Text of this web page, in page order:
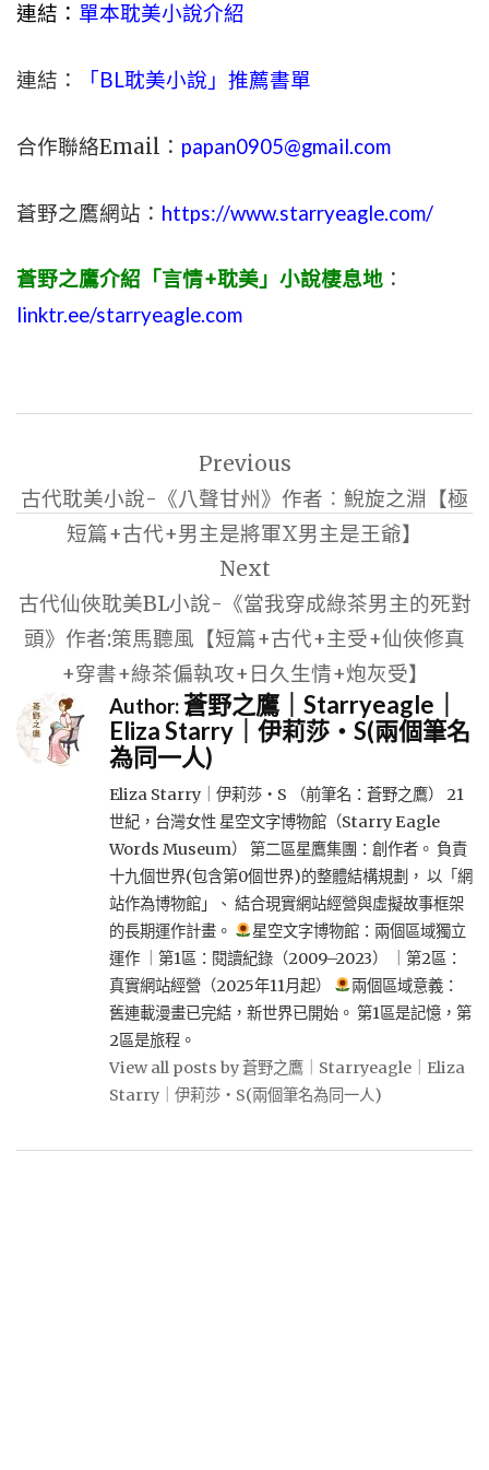
連結： 單本耽美小說介紹
連結： 「BL耽美小說」推薦書單
合作聯絡Email： papan0905@gmail.com
蒼野之鷹網站： https://www.starryeagle.com/
蒼野之鷹介紹「言情+耽美」小說棲息地 ：
linktr.ee/starryeagle.com
導
Previous
古代耽美小說-《八聲甘州》作者︰鯢旋之淵【極
短篇+古代+男主是將軍X男主是王爺】
Next
古代仙俠耽美BL小說-《當我穿成綠茶男主的死對
頭》作者:策馬聽風【短篇+古代+主受+仙俠修真
+穿書+綠茶偏執攻+日久生情+炮灰受】
Author:蒼野之鷹｜Starryeagle｜
Eliza Starry｜伊莉莎・S(兩個筆名
為同一人)
Eliza Starry｜伊莉莎・S （前筆名：蒼野之鷹） 21
世紀，台灣女性 星空文字博物館（Starry Eagle
Words Museum） 第二區星鷹集團：創作者。 負責
十九個世界(包含第0個世界)的整體結構規劃， 以「網
站作為博物館」、 結合現實網站經營與虛擬故事框架
的長期運作計畫。
星空文字博物館：兩個區域獨立
運作 ｜第1區：閱讀紀錄（2009–2023） ｜第2區：
真實網站經營（2025年11月起）
兩個區域意義：
舊連載漫畫已完結，新世界已開始。 第1區是記憶，第
2區是旅程。
View all posts by 蒼野之鷹｜Starryeagle｜Eliza
Starry｜伊莉莎・S(兩個筆名為同一人)